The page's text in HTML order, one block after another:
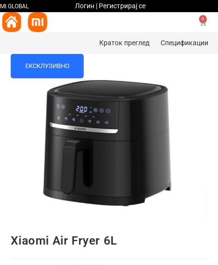
MI GLOBAL Логин | Регистрирај се
0
Краток преглед Спецификации
%ЕКСКЛУЗИВНО
Xiaomi Air Fryer 6L